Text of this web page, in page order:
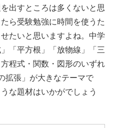
出すところは多くないと思
ら受験勉強に時間を使うた
たいと思いますよね。中学
「平方根」「放物線」「三
程式・関数・図形のいずれ
拡張」が大きなテーマで
な題材はいかがでしょう